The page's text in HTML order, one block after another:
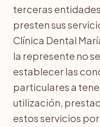
terceras
presten sus
Clínica Dental
la represente no
establecer las
particulares a
utilización,
estos servicios